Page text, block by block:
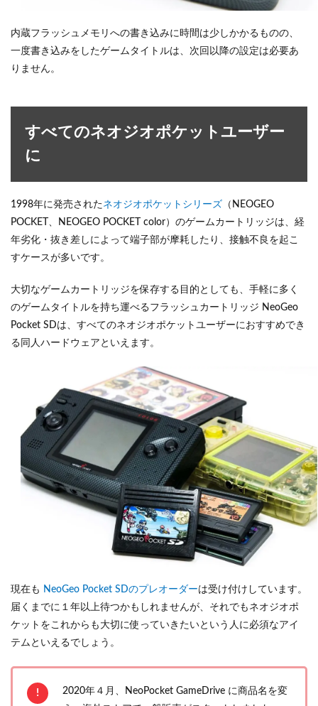
内蔵フラッシュメモリへの書き込みに時間は少しかかるものの、
一度書き込みをしたゲームタイトルは、次回以降の設定は必要あ
りません。
すべてのネオジオポケットユーザー
に
1998年に発売されたネオジオポケットシリーズ （NEOGEO
POCKET、NEOGEO POCKET color）のゲームカートリッジは、経
年劣化・抜き差しによって端子部が摩耗したり、接触不良を起こ
すケースが多いです。
大切なゲームカートリッジを保存する目的としても、手軽に多く
のゲームタイトルを持ち運べるフラッシュカートリッジ NeoGeo
Pocket SDは、すべてのネオジオポケットユーザーにおすすめでき
る同人ハードウェアといえます。
現在も NeoGeo Pocket SDのプレオーダーは受け付けしています。
届くまでに１年以上待つかもしれませんが、それでもネオジオポ
ケットをこれからも大切に使っていきたいという人に必須なアイ
テムといえるでしょう。
2020年４月、NeoPocket GameDrive に商品名を変